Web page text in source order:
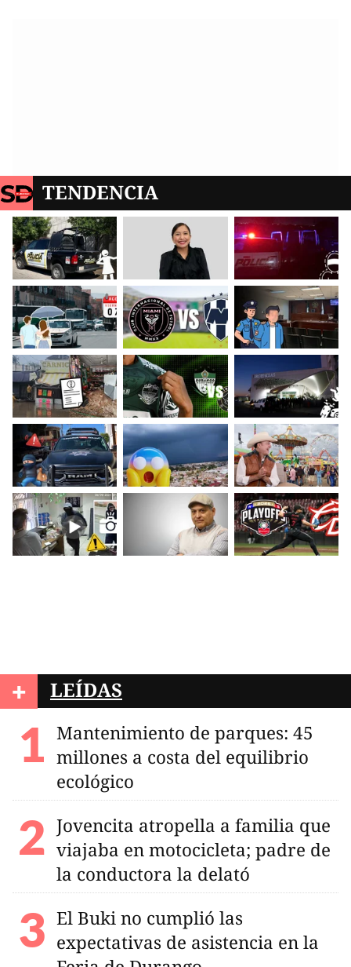
TENDENCIA
+ LEÍDAS
Mantenimiento de parques: 45
millones a costa del equilibrio
ecológico
Jovencita atropella a familia que
viajaba en motocicleta; padre de
la conductora la delató
El Buki no cumplió las
expectativas de asistencia en la